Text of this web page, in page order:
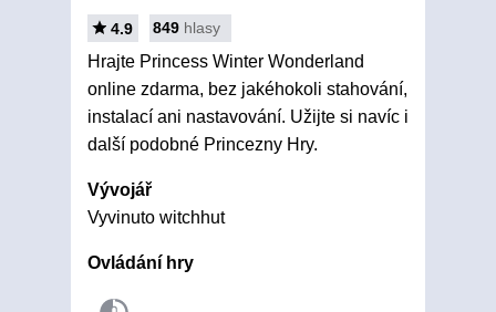
4.9 849 hlasy
Hrajte Princess Winter Wonderland
online zdarma, bez jakéhokoli stahování,
instalací ani nastavování. Užijte si navíc i
další podobné Princezny Hry.
Vývojář
Vyvinuto witchhut
Ovládání hry